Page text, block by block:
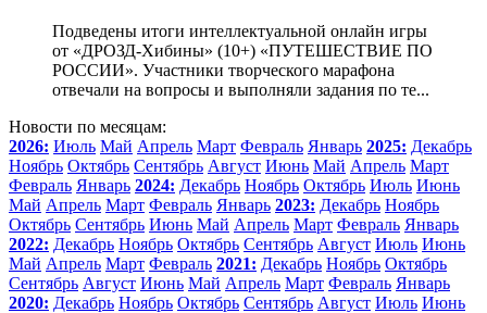
Подведены итоги интеллектуальной онлайн игры
от «ДРОЗД-Хибины» (10+) «ПУТЕШЕСТВИЕ ПО
РОССИИ». Участники творческого марафона
отвечали на вопросы и выполняли задания по те...
Новости по месяцам:
2026: Июль Май Апрель Март Февраль Январь 2025: Декабрь
Ноябрь Октябрь Сентябрь Август Июнь Май Апрель Март
Февраль Январь 2024: Декабрь Ноябрь Октябрь Июль Июнь
Май Апрель Март Февраль Январь 2023: Декабрь Ноябрь
Октябрь Сентябрь Июнь Май Апрель Март Февраль Январь
2022: Декабрь Ноябрь Октябрь Сентябрь Август Июль Июнь
Май Апрель Март Февраль 2021: Декабрь Ноябрь Октябрь
Сентябрь Август Июнь Май Апрель Март Февраль Январь
2020: Декабрь Ноябрь Октябрь Сентябрь Август Июль Июнь